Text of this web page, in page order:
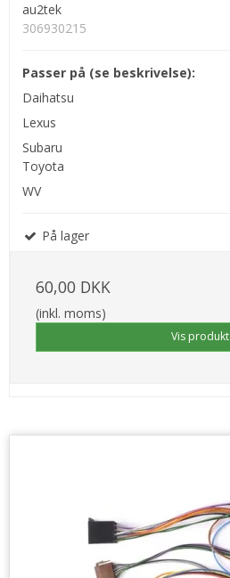
au2tek
306930215
Passer på (se beskrivelse):
Daihatsu
Lexus
Subaru
Toyota
WV
På lager
60,00 DKK
(inkl. moms)
Vis produkt